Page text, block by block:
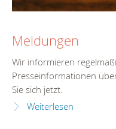
Meldungen
Wir informieren
Presseinformationen
Sie sich jetzt.
Weiterlesen